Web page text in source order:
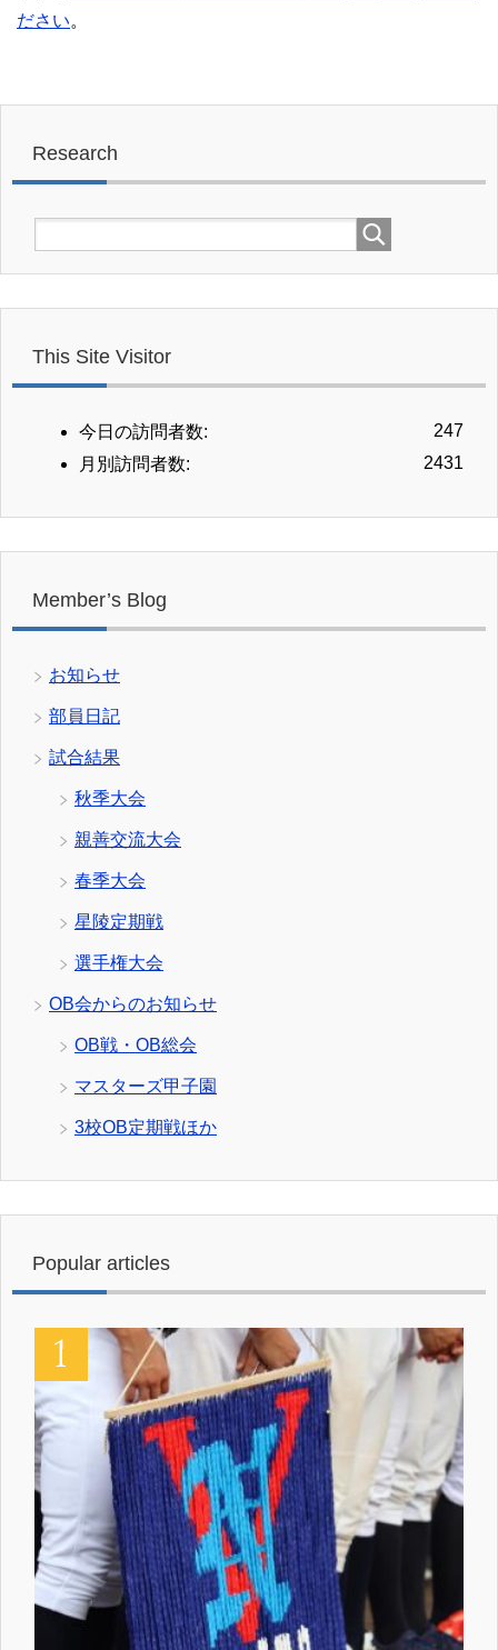
ださい。
Research
This Site Visitor
247
今日の訪問者数:
2431
月別訪問者数:
Member’s Blog
お知らせ
部員日記
試合結果
秋季大会
親善交流大会
春季大会
星陵定期戦
選手権大会
OB会からのお知らせ
OB戦・OB総会
マスターズ甲子園
3校OB定期戦ほか
Popular articles